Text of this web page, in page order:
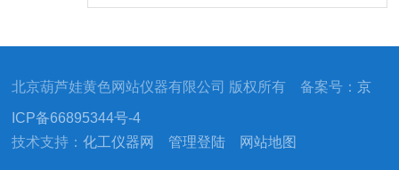
北京葫芦娃黄色网站仪器有限公司 版权所有 备案号：京
ICP备66895344号-4
技术支持：化工仪器网 管理登陆 网站地图